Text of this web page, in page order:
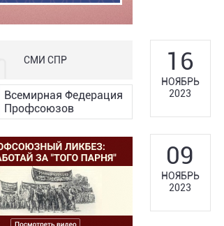
СМИ СПР
Всемирная Федерация
Профсоюзов
16
НОЯБРЬ
2023
09
НОЯБРЬ
2023